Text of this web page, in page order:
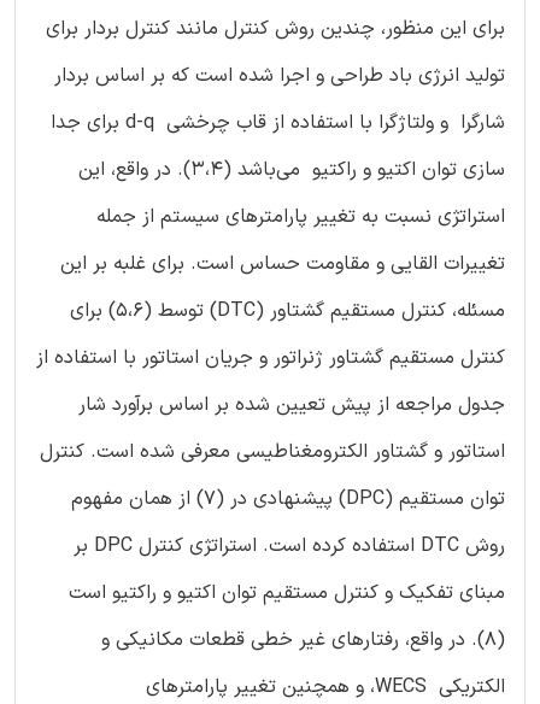
برای این منظور، چندین روش کنترل مانند کنترل بردار برای
تولید انرژی باد طراحی و اجرا شده است که بر اساس بردار
شارگرا و ولتاژگرا با استفاده از قاب چرخشی d-q برای جدا
سازی توان اکتیو و راکتیو می‌باشد (3،4). در واقع، این
استراتژی نسبت به تغییر پارامترهای سیستم از جمله
تغییرات القایی و مقاومت حساس است. برای غلبه بر این
مسئله، کنترل مستقیم گشتاور (DTC) توسط (5،6) برای
کنترل مستقیم گشتاور ژنراتور و جریان استاتور با استفاده از
جدول مراجعه از پیش تعیین شده بر اساس برآورد شار
استاتور و گشتاور الکترومغناطیسی معرفی شده است. کنترل
توان مستقیم (DPC) پیشنهادی در (7) از همان مفهوم
روش DTC استفاده کرده است. استراتژی کنترل DPC بر
مبنای تفکیک و کنترل مستقیم توان اکتیو و راکتیو است
(8). در واقع، رفتارهای غیر خطی قطعات مکانیکی و
الکتریکی WECS، و همچنین تغییر پارامترهای